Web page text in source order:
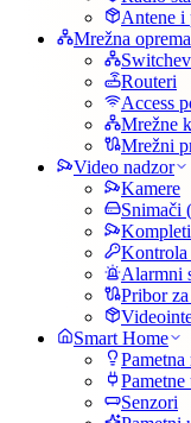
Antene i
Mrežna oprema
Routeri
Access
Mrežne
Mrežni
Video nadzor
Kamere
Kontrola
Alarmni
Pribor
Smart Home
Pametna
Senzori